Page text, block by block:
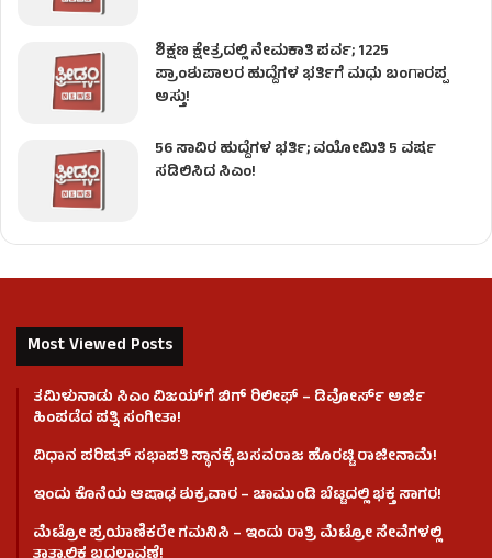
ಶಿಕ್ಷಣ ಕ್ಷೇತ್ರದಲ್ಲಿ ನೇಮಕಾತಿ ಪರ್ವ; 1225
ಪ್ರಾಂಶುಪಾಲರ ಹುದ್ದೆಗಳ ಭರ್ತಿಗೆ ಮಧು ಬಂಗಾರಪ್ಪ
ಅಸ್ತು!
56 ಸಾವಿರ ಹುದ್ದೆಗಳ ಭರ್ತಿ; ವಯೋಮಿತಿ 5 ವರ್ಷ
ಸಡಿಲಿಸಿದ ಸಿಎಂ!
Most Viewed Posts
ತಮಿಳುನಾಡು ಸಿಎಂ ವಿಜಯ್‌ಗೆ ಬಿಗ್ ರಿಲೀಫ್ – ಡಿವೋರ್ಸ್ ಅರ್ಜಿ
ಹಿಂಪಡೆದ ಪತ್ನಿ ಸಂಗೀತಾ!
ವಿಧಾನ ಪರಿಷತ್ ಸಭಾಪತಿ ಸ್ಥಾನಕ್ಕೆ ಬಸವರಾಜ ಹೊರಟ್ಟಿ ರಾಜೀನಾಮೆ!
ಇಂದು ಕೊನೆಯ ಆಷಾಢ ಶುಕ್ರವಾರ – ಚಾಮುಂಡಿ ಬೆಟ್ಟದಲ್ಲಿ ಭಕ್ತ ಸಾಗರ!
ಮೆಟ್ರೋ ಪ್ರಯಾಣಿಕರೇ ಗಮನಿಸಿ – ಇಂದು ರಾತ್ರಿ ಮೆಟ್ರೋ ಸೇವೆಗಳಲ್ಲಿ